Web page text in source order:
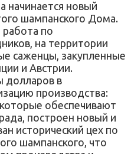
начинается новый
шампанского Дома.
работа по
на территории
саженцы, закупленные
и Австрии.
долларов в
производства:
обеспечивают
построен новый и
исторический цех по
шампанского, что